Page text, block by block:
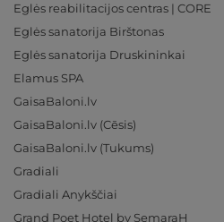
Eglės reabilitacijos centras | CORE
Eglės sanatorija Birštonas
Eglės sanatorija Druskininkai
Elamus SPA
GaisaBaloni.lv
GaisaBaloni.lv (Cēsis)
GaisaBaloni.lv (Tukums)
Gradiali
Gradiali Anykščiai
Grand Poet Hotel by SemaraH